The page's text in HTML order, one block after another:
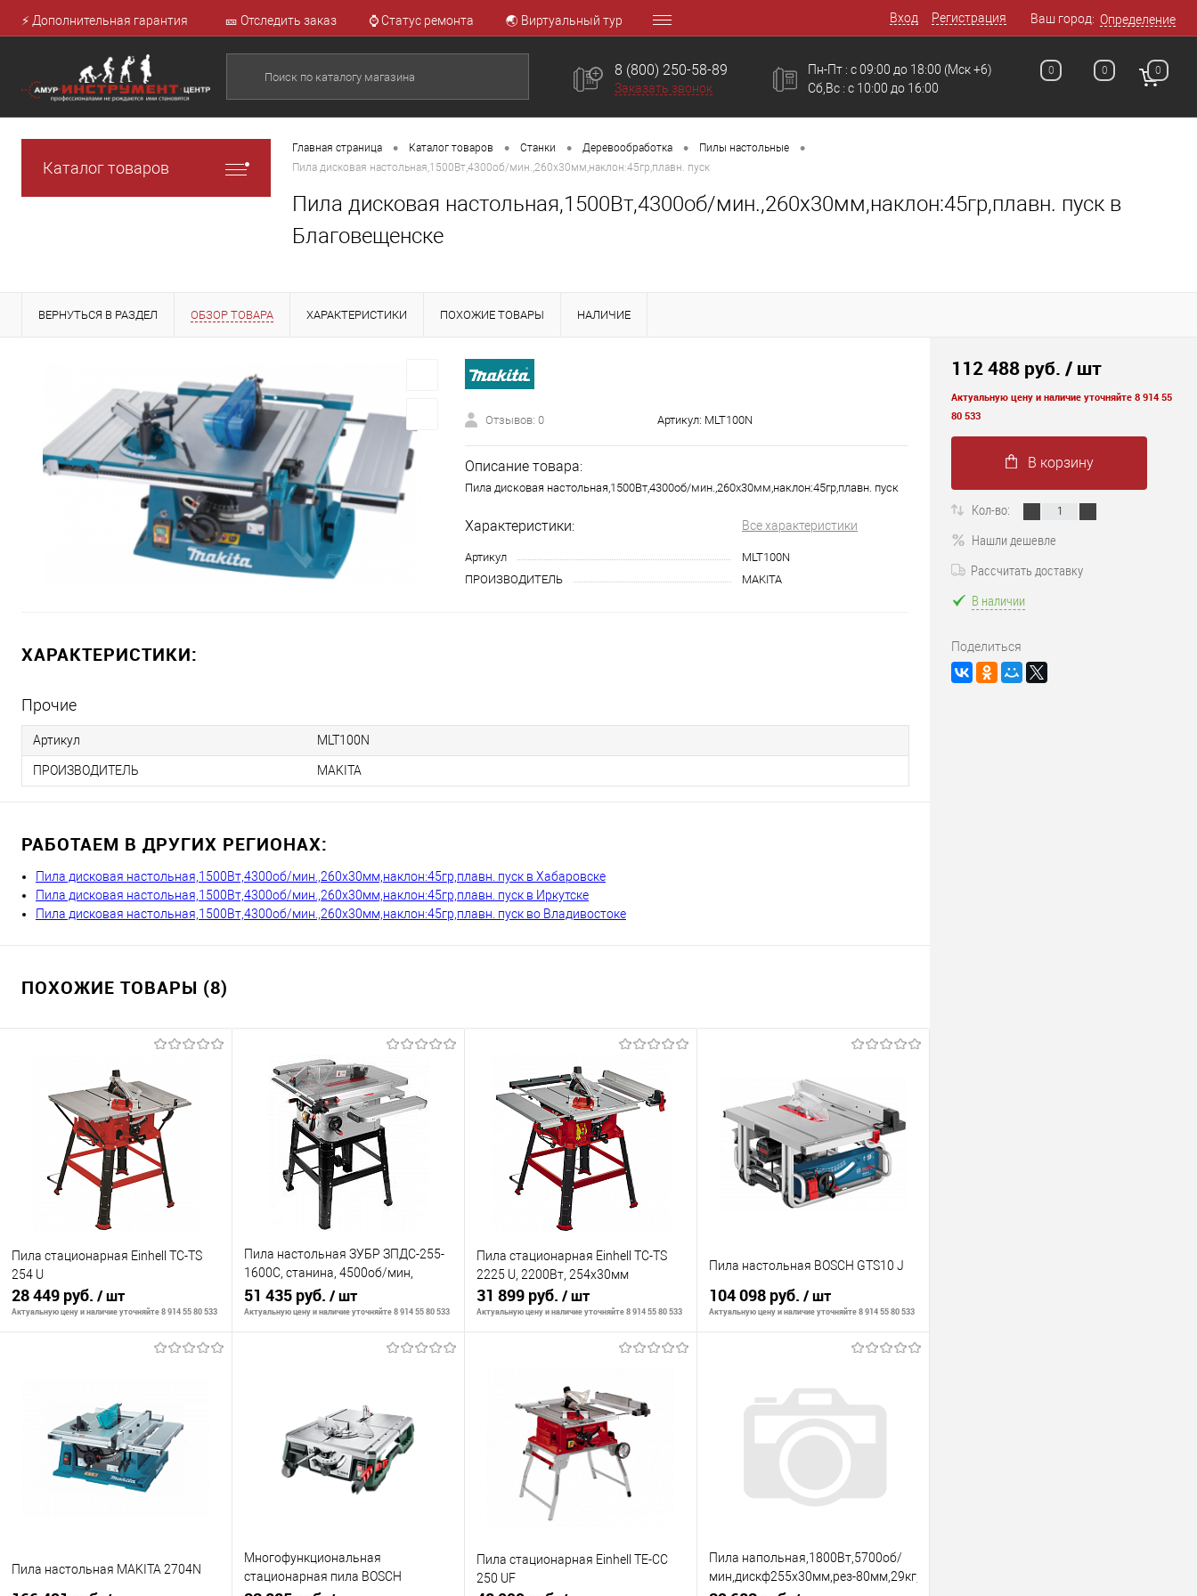
⚡ Дополнительная гарантия 🎫 Отследить заказ ⌚ Статус ремонта 🌏 Виртуальный тур Вход Регистрация Ваш город: Определение
8 (800) 250-58-89
Заказать звонок
Пн-Пт : с 09:00 до 18:00
Сб,Вс : c 10:00 до 16:00
(Мск +6) 0 0 0
Каталог товаров
Главная страница • Каталог товаров • Станки • Деревообработка • Пилы настольные •
Пила дисковая настольная,1500Вт,4300об/мин.,260х30мм,наклон:45гр,плавн. пуск
Пила дисковая настольная,1500Вт,4300об/мин.,260х30мм,наклон:45гр,плавн. пуск в
Благовещенске
ВЕРНУТЬСЯ В РАЗДЕЛ ОБЗОР ТОВАРА ХАРАКТЕРИСТИКИ ПОХОЖИЕ ТОВАРЫ НАЛИЧИЕ
Отзывов: 0 Артикул: MLT100N
Описание товара:
Пила дисковая настольная,1500Вт,4300об/мин.,260х30мм,наклон:45гр,плавн. пуск
Характеристики: Все характеристики
Артикул
MLT100N
ПРОИЗВОДИТЕЛЬ
MAKITA
ХАРАКТЕРИСТИКИ:
Прочие
Артикул MLT100N
ПРОИЗВОДИТЕЛЬ MAKITA
РАБОТАЕМ В ДРУГИХ РЕГИОНАХ:
Пила дисковая настольная,1500Вт,4300об/мин.,260х30мм,наклон:45гр,плавн. пуск в Хабаровске
Пила дисковая настольная,1500Вт,4300об/мин.,260х30мм,наклон:45гр,плавн. пуск в Иркутске
Пила дисковая настольная,1500Вт,4300об/мин.,260х30мм,наклон:45гр,плавн. пуск во Владивостоке
ПОХОЖИЕ ТОВАРЫ (8)
Пила стационарная Einhell TC-TS
254 U
28 449 руб. / шт
Актуальную цену и наличие уточняйте 8 914 55 80 533
К сравнению
В избранное
В наличии
Пила настольная ЗУБР ЗПДС-255-
1600С, станина, 4500об/мин,
255х30 мм, 1600Вт
51 435 руб. / шт
Актуальную цену и наличие уточняйте 8 914 55 80 533
К сравнению
В избранное
В наличии
Пила стационарная Einhell TC-TS
2225 U, 2200Вт, 254х30мм
31 899 руб. / шт
Актуальную цену и наличие уточняйте 8 914 55 80 533
К сравнению
В избранное
В наличии
Пила настольная BOSCH GTS10 J
104 098 руб. / шт
Актуальную цену и наличие уточняйте 8 914 55 80 533
К сравнению
В избранное
В наличии
Пила настольная MAKITA 2704N
Многофункциональная
стационарная пила BOSCH
Пила стационарная Einhell TE-CC
250 UF
Пила напольная,1800Вт,5700об/
мин,дискф255х30мм,рез-80мм,29кг,кор,наклон-45гр,складные
112 488 руб. / шт
Актуальную цену и наличие уточняйте 8 914 55
80 533
В корзину
Кол-во:
Нашли дешевле
Рассчитать доставку
В наличии
Поделиться